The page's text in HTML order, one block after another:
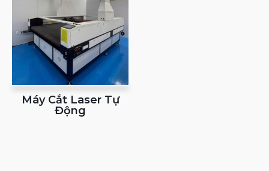
Máy Cắt Laser Tự
Động